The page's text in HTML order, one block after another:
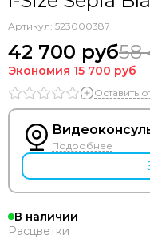
Артикул: 523000387
42 700 руб58
Экономия 15 700 руб
Оставить
Подробнее
В наличии
Расцветки